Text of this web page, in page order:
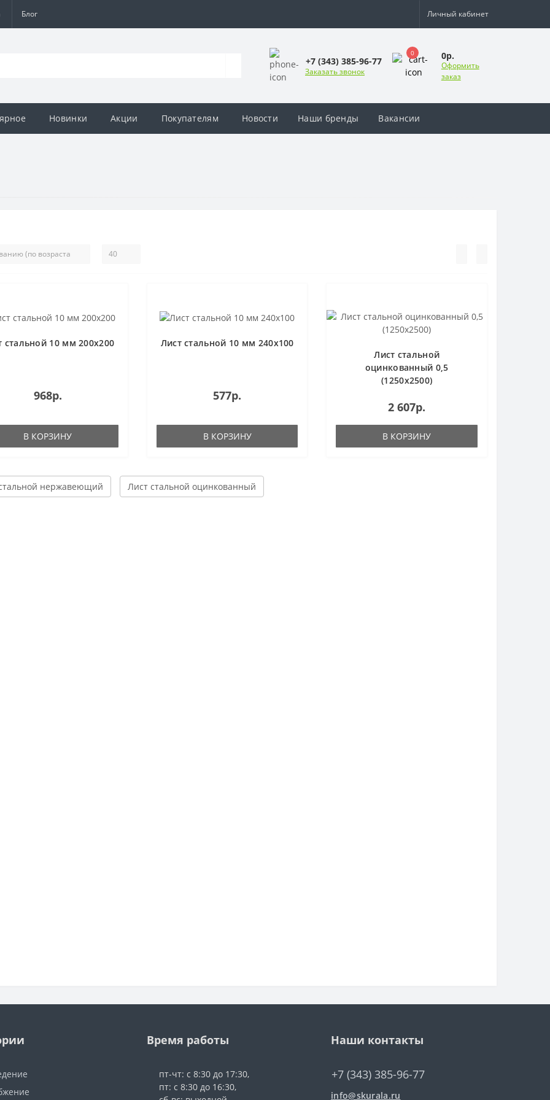
Блог Личный кабинет
+7 (343) 385-96-77
Заказать звонок
0 0р.
Оформить
заказ
Новинки Акции Покупателям Новости Наши бренды Вакансии
стальной 10 мм 200х200
968р.
В КОРЗИНУ
Лист стальной 10 мм 240х100
577р.
В КОРЗИНУ
Лист стальной
оцинкованный 0,5
(1250х2500)
2 607р.
В КОРЗИНУ
нержавеющий Лист стальной оцинкованный
Время работы
пт-чт: с 8:30 до 17:30,
пт: с 8:30 до 16:30,
Наши контакты
+7 (343) 385-96-77
info@skurala.ru